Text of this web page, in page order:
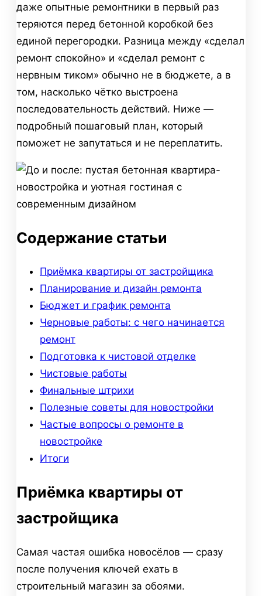
даже опытные ремонтники в первый раз
теряются перед бетонной коробкой без
единой перегородки. Разница между «сделал
ремонт спокойно» и «сделал ремонт с
нервным тиком» обычно не в бюджете, а в
том, насколько чётко выстроена
последовательность действий. Ниже —
подробный пошаговый план, который
поможет не запутаться и не переплатить.
Содержание статьи
Приёмка квартиры от застройщика
Планирование и дизайн ремонта
Бюджет и график ремонта
Черновые работы: с чего начинается
ремонт
Подготовка к чистовой отделке
Чистовые работы
Финальные штрихи
Полезные советы для новостройки
Частые вопросы о ремонте в
новостройке
Итоги
Приёмка квартиры от
застройщика
Самая частая ошибка новосёлов — сразу
после получения ключей ехать в
строительный магазин за обоями.